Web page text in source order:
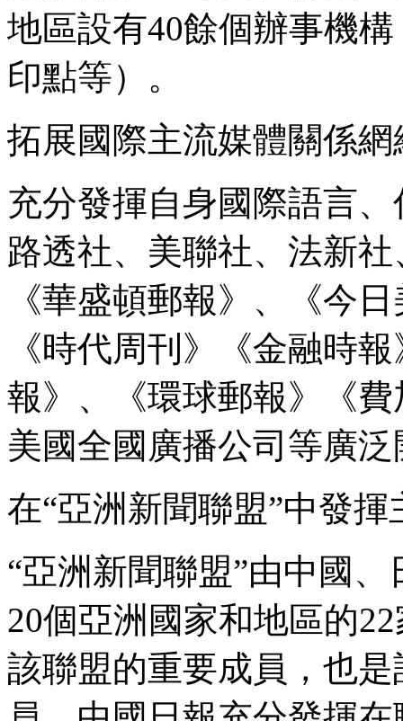
地區設有40餘個辦事機
印點等）。
拓展國際主流媒體關係網
充分發揮自身國際語言
路透社、美聯社、法新
《華盛頓郵報》、《今
《時代周刊》《金融時
報》、《環球郵報》《
美國全國廣播公司等廣
在“亞洲新聞聯盟”中發揮
“亞洲新聞聯盟”由中國
20個亞洲國家和地區的
該聯盟的重要成員，也